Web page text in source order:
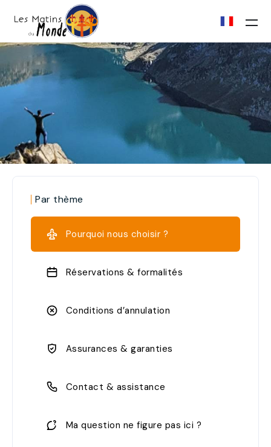
Par thème
Pourquoi nous choisir ?
Réservations & formalités
Conditions d’annulation
Assurances & garanties
Contact & assistance
Ma question ne figure pas ici ?